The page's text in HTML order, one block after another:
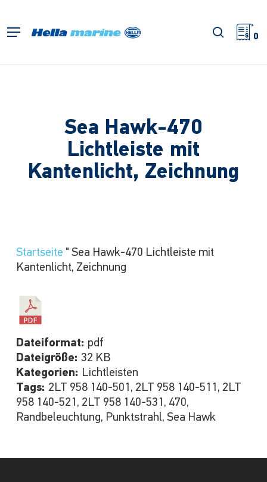
springen
Menü Suche
0
Sea Hawk-470
Lichtleiste mit
Kantenlicht, Zeichnung
Startseite " Sea Hawk-470 Lichtleiste mit
Kantenlicht, Zeichnung
Dateiformat: pdf
Dateigröße: 32 KB
Kategorien: Lichtleisten
Tags: 2LT 958 140-501, 2LT 958 140-511, 2LT
958 140-521, 2LT 958 140-531, 470,
Randbeleuchtung, Punktstrahl, Sea Hawk